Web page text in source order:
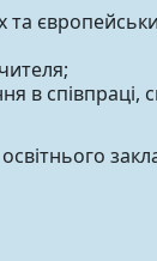
співпраці,